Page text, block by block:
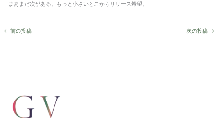
まあまだ次がある。もっと小さいとこからリリース希望。
← 前の投稿 次の投稿 →